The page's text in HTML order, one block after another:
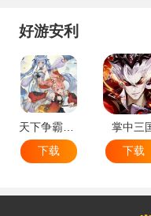
好游安利
天下争霸三国志
下载
掌中三
下载